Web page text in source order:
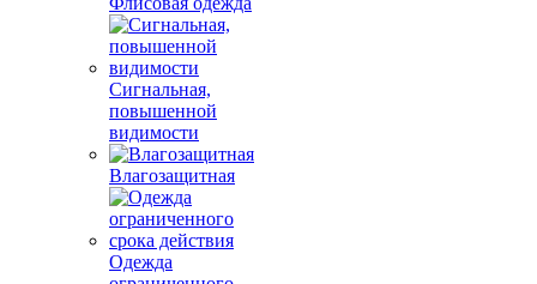
Сигнальная,
повышенной
видимости
Влагозащитная
Одежда